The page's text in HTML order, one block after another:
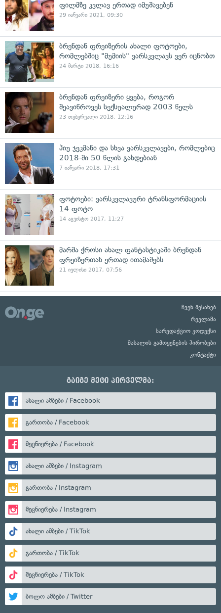
ფილმზე კვლავ ერთად იმუშავებენ
29 იანვარი 2021, 09:30
ბრენდან ფრეიზერის ახალი ფოტოები,
რომლებშიც "მუმიის" ვარსკვლავს ვერ იცნობთ
24 მარტი 2018, 16:16
ბრენდან ფრეიზერი ყვება, როგორ
შეავიწროვეს სექსუალურად 2003 წელს
23 თებერვალი 2018, 12:16
ჰიუ ჯეკმანი და სხვა ვარსკვლავები, რომლებიც
2018-ში 50 წლის გახდებიან
7 იანვარი 2018, 17:31
ფოტოები: ვარსკვლავური ტრანსფორმაციის
14 ფოტო
14 აგვისტო 2017, 11:27
მარშა ქროსი ახალ ფანტასტიკაში ბრენდან
ფრეიზერთან ერთად ითამაშებს
21 ივლისი 2017, 07:56
ჩვენ შესახებ
რეკლამა
სარედაქციო კოდექსი
მასალის გამოყენების პირობები
კონტაქტი
გაიგე მეტი პირველმა:
ახალი ამბები / Facebook
გართობა / Facebook
მეცნიერება / Facebook
ახალი ამბები / Instagram
გართობა / Instagram
მეცნიერება / Instagram
ახალი ამბები / TikTok
გართობა / TikTok
მეცნიერება / TikTok
ბოლო ამბები / Twitter